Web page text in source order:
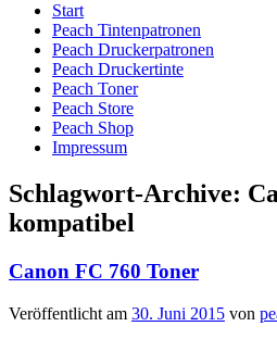
Start
Peach Tintenpatronen
Peach Druckerpatronen
Peach Druckertinte
Peach Toner
Peach Store
Peach Shop
Impressum
Schlagwort-Archive:
kompatibel
Canon FC 760 Toner
Veröffentlicht am 30. Juni 2015 von